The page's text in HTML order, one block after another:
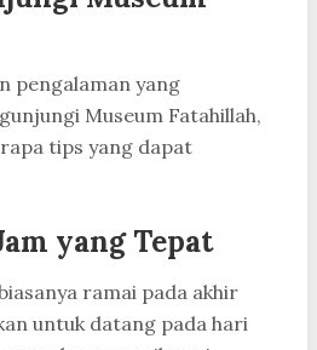
pengalaman yang
Museum Fatahillah,
tips yang dapat
yang Tepat
ramai pada akhir
untuk datang pada hari